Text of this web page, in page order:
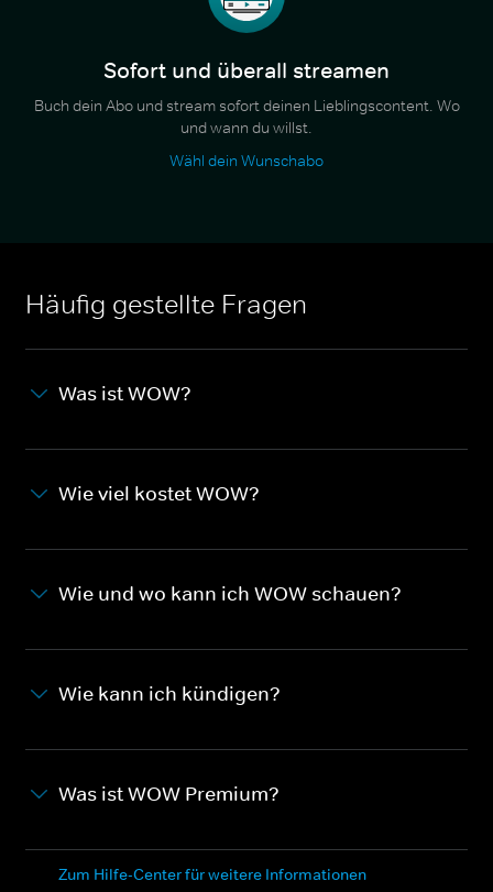
Sofort und überall streamen
Buch dein Abo und stream sofort deinen Lieblingscontent. Wo
und wann du willst.
Wähl dein Wunschabo
Häufig gestellte Fragen
Was ist WOW?
Wie viel kostet WOW?
Wie und wo kann ich WOW schauen?
Wie kann ich kündigen?
Was ist WOW Premium?
Zum Hilfe-Center für weitere Informationen